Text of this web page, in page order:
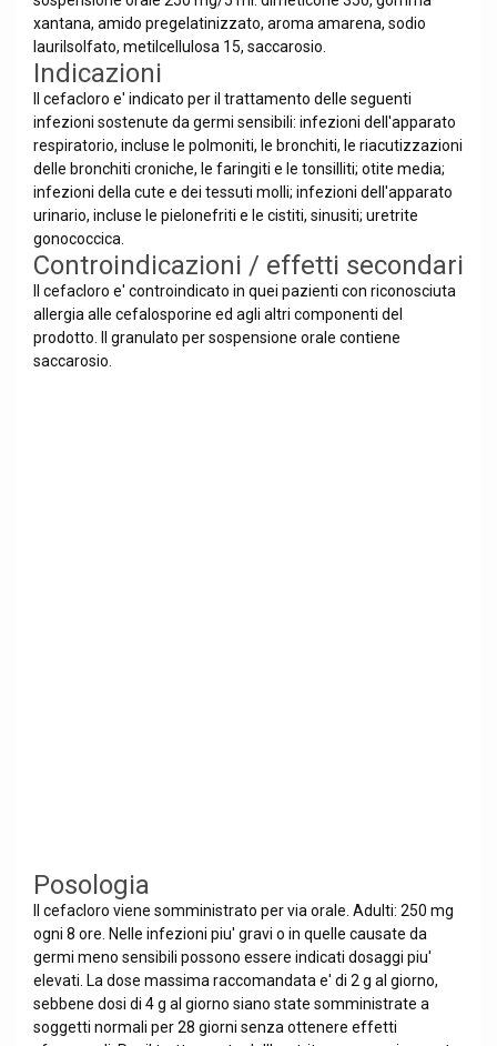
xantana, amido pregelatinizzato, aroma amarena, sodio
laurilsolfato, metilcellulosa 15, saccarosio.
Indicazioni
Il cefacloro e' indicato per il trattamento delle seguenti
infezioni sostenute da germi sensibili: infezioni dell'apparato
respiratorio, incluse le polmoniti, le bronchiti, le riacutizzazioni
delle bronchiti croniche, le faringiti e le tonsilliti; otite media;
infezioni della cute e dei tessuti molli; infezioni dell'apparato
urinario, incluse le pielonefriti e le cistiti, sinusiti; uretrite
gonococcica.
Controindicazioni / effetti secondari
Il cefacloro e' controindicato in quei pazienti con riconosciuta
allergia alle cefalosporine ed agli altri componenti del
prodotto. Il granulato per sospensione orale contiene
saccarosio.
Posologia
Il cefacloro viene somministrato per via orale. Adulti: 250 mg
ogni 8 ore. Nelle infezioni piu' gravi o in quelle causate da
germi meno sensibili possono essere indicati dosaggi piu'
elevati. La dose massima raccomandata e' di 2 g al giorno,
sebbene dosi di 4 g al giorno siano state somministrate a
soggetti normali per 28 giorni senza ottenere effetti